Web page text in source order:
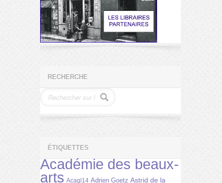
RECHERCHE
ÉTIQUETTES
Académie des beaux-
arts Acagl14 Adrien Goetz Astrid de la